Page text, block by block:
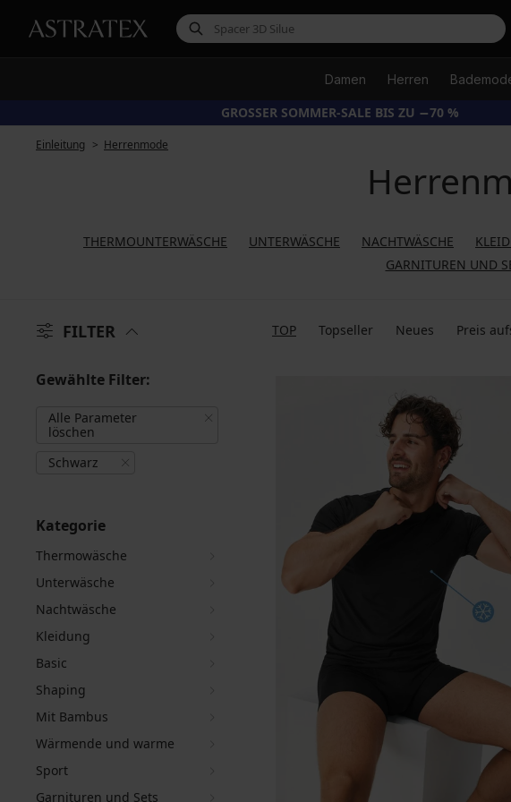
Damen Herren
GROSSER SOMMER-SALE BIS ZU −70 %
Einleitung Herrenmode
THERMOUNTERWÄSCHE UNTERWÄSCHE NACHTWÄSCHE
GARNITUREN UND
FILTER TOP Topseller Neues Preis
Gewählte Filter:
Alle Parameter
löschen
Schwarz
Kategorie
Thermowäsche
Unterwäsche
Nachtwäsche
Kleidung
Basic
Shaping
Mit Bambus
Wärmende und warme
Sport
Garnituren und Sets